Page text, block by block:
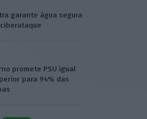
garante água segura
promete PSU igual
para 94% das